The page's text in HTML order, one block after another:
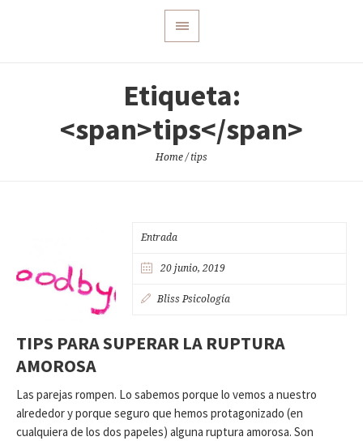
Etiqueta:
<span>tips</span>
Home / tips
Entrada
20 junio, 2019
Bliss Psicología
TIPS PARA SUPERAR LA RUPTURA
AMOROSA
Las parejas rompen. Lo sabemos porque lo vemos a nuestro
alrededor y porque seguro que hemos protagonizado (en
cualquiera de los dos papeles) alguna ruptura amorosa. Son